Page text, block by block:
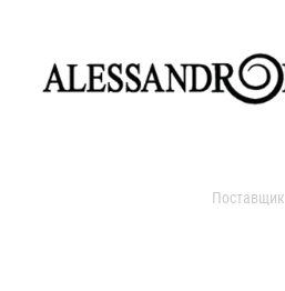
Поставщик